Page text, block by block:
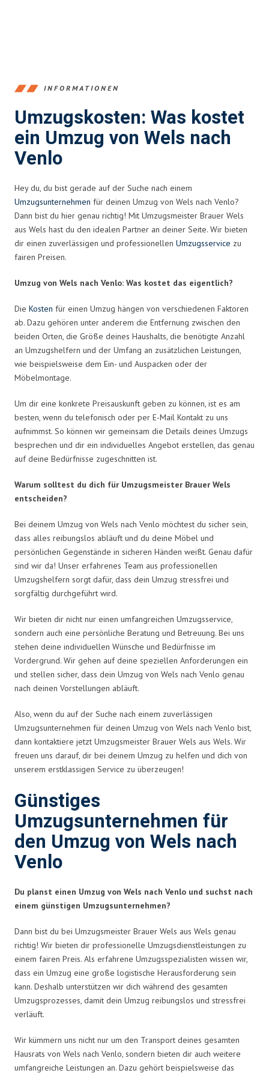
INFORMATIONEN
Umzugskosten: Was kostet
ein Umzug von Wels nach
Venlo
Hey du, du bist gerade auf der Suche nach einem
Umzugsunternehmen für deinen Umzug von Wels nach Venlo?
Dann bist du hier genau richtig! Mit Umzugsmeister Brauer Wels
aus Wels hast du den idealen Partner an deiner Seite. Wir bieten
dir einen zuverlässigen und professionellen Umzugsservice zu
fairen Preisen.
Umzug von Wels nach Venlo: Was kostet das eigentlich?
Die Kosten für einen Umzug hängen von verschiedenen Faktoren
ab. Dazu gehören unter anderem die Entfernung zwischen den
beiden Orten, die Größe deines Haushalts, die benötigte Anzahl
an Umzugshelfern und der Umfang an zusätzlichen Leistungen,
wie beispielsweise dem Ein- und Auspacken oder der
Möbelmontage.
Um dir eine konkrete Preisauskunft geben zu können, ist es am
besten, wenn du telefonisch oder per E-Mail Kontakt zu uns
aufnimmst. So können wir gemeinsam die Details deines Umzugs
besprechen und dir ein individuelles Angebot erstellen, das genau
auf deine Bedürfnisse zugeschnitten ist.
Warum solltest du dich für Umzugsmeister Brauer Wels
entscheiden?
Bei deinem Umzug von Wels nach Venlo möchtest du sicher sein,
dass alles reibungslos abläuft und du deine Möbel und
persönlichen Gegenstände in sicheren Händen weißt. Genau dafür
sind wir da! Unser erfahrenes Team aus professionellen
Umzugshelfern sorgt dafür, dass dein Umzug stressfrei und
sorgfältig durchgeführt wird.
Wir bieten dir nicht nur einen umfangreichen Umzugsservice,
sondern auch eine persönliche Beratung und Betreuung. Bei uns
stehen deine individuellen Wünsche und Bedürfnisse im
Vordergrund. Wir gehen auf deine speziellen Anforderungen ein
und stellen sicher, dass dein Umzug von Wels nach Venlo genau
nach deinen Vorstellungen abläuft.
Also, wenn du auf der Suche nach einem zuverlässigen
Umzugsunternehmen für deinen Umzug von Wels nach Venlo bist,
dann kontaktiere jetzt Umzugsmeister Brauer Wels aus Wels. Wir
freuen uns darauf, dir bei deinem Umzug zu helfen und dich von
unserem erstklassigen Service zu überzeugen!
Günstiges
Umzugsunternehmen für
den Umzug von Wels nach
Venlo
Du planst einen Umzug von Wels nach Venlo und suchst nach
einem günstigen Umzugsunternehmen?
Dann bist du bei Umzugsmeister Brauer Wels aus Wels genau
richtig! Wir bieten dir professionelle Umzugsdienstleistungen zu
einem fairen Preis. Als erfahrene Umzugsspezialisten wissen wir,
dass ein Umzug eine große logistische Herausforderung sein
kann. Deshalb unterstützen wir dich während des gesamten
Umzugsprozesses, damit dein Umzug reibungslos und stressfrei
verläuft.
Wir kümmern uns nicht nur um den Transport deines gesamten
Hausrats von Wels nach Venlo, sondern bieten dir auch weitere
umfangreiche Leistungen an. Dazu gehört beispielsweise das